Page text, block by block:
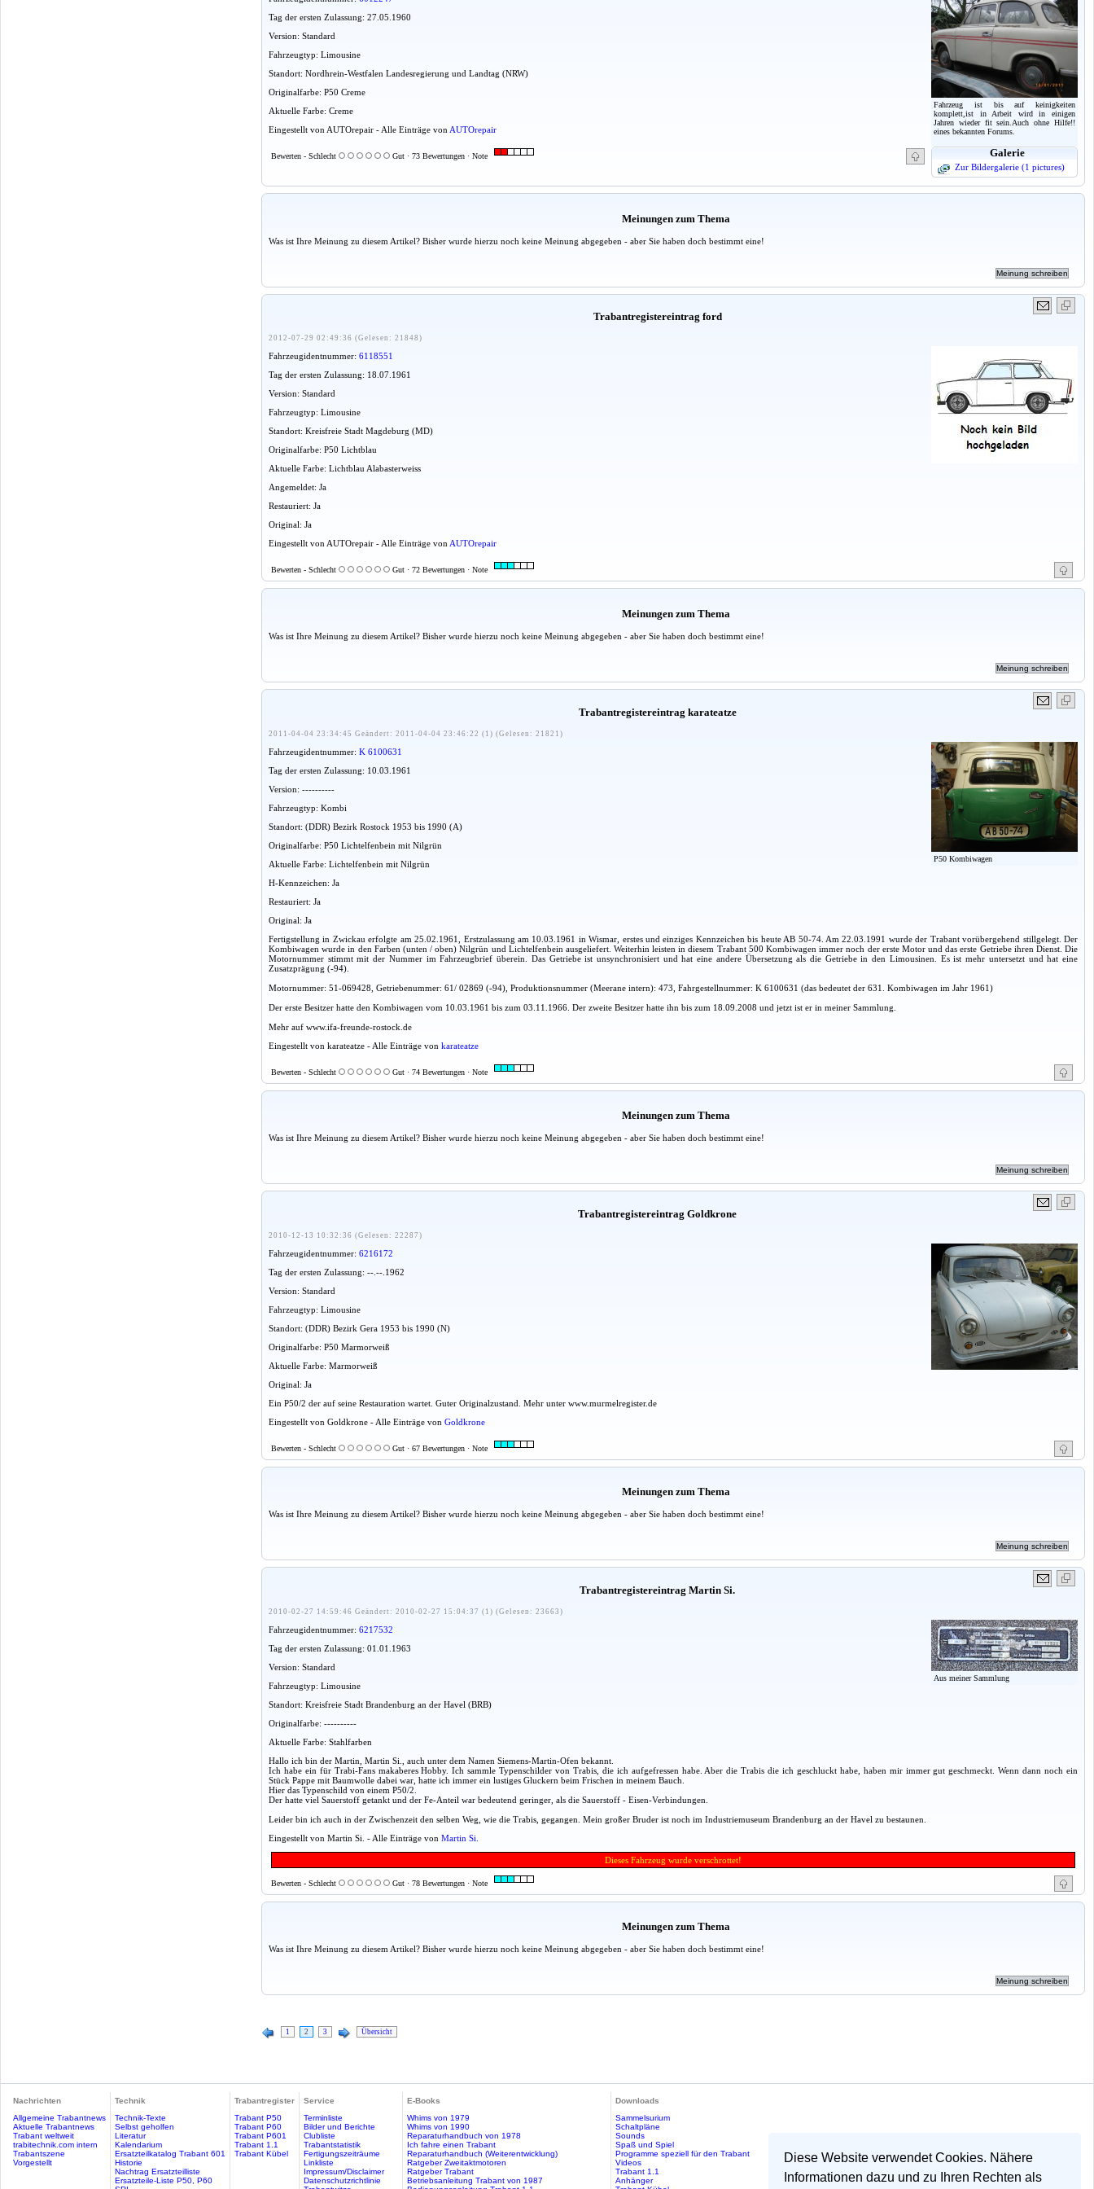
Diese Website verwendet Cookies. Nähere
Informationen dazu und zu Ihren Rechten als
Fahrzeug ist bis auf keinigkeiten
komplett,ist in Arbeit wird in einigen
Jahren wieder fit sein.Auch ohne Hilfe!!
eines bekannten Forums.
Galerie
Zur Bildergalerie (1 pictures)
Tag der ersten Zulassung: 27.05.1960
Version: Standard
Fahrzeugtyp: Limousine
Standort: Nordhrein-Westfalen Landesregierung und Landtag (NRW)
Originalfarbe: P50 Creme
Aktuelle Farbe: Creme
Eingestellt von AUTOrepair - Alle Einträge von AUTOrepair
Bewerten - Schlecht Gut · 73 Bewertungen · Note
Meinungen zum Thema
Was ist Ihre Meinung zu diesem Artikel? Bisher wurde hierzu noch keine Meinung abgegeben - aber Sie haben doch bestimmt eine!
Trabantregistereintrag ford
2012-07-29 02:49:36 (Gelesen: 21848)
Fahrzeugidentnummer: 6118551
Tag der ersten Zulassung: 18.07.1961
Version: Standard
Fahrzeugtyp: Limousine
Standort: Kreisfreie Stadt Magdeburg (MD)
Originalfarbe: P50 Lichtblau
Aktuelle Farbe: Lichtblau Alabasterweiss
Angemeldet: Ja
Restauriert: Ja
Original: Ja
Eingestellt von AUTOrepair - Alle Einträge vonAUTOrepair
Bewerten - Schlecht Gut · 72 Bewertungen · Note
Meinungen zum Thema
Was ist Ihre Meinung zu diesem Artikel? Bisher wurde hierzu noch keine Meinung abgegeben - aber Sie haben doch bestimmt eine!
Trabantregistereintrag karateatze
2011-04-04 23:34:45 Geändert: 2011-04-04 23:46:22 (1) (Gelesen: 21821)
P50 Kombiwagen
Fahrzeugidentnummer: K 6100631
Tag der ersten Zulassung: 10.03.1961
Version: ----------
Fahrzeugtyp: Kombi
Standort: (DDR) Bezirk Rostock 1953 bis 1990 (A)
Originalfarbe: P50 Lichtelfenbein mit Nilgrün
Aktuelle Farbe: Lichtelfenbein mit Nilgrün
H-Kennzeichen: Ja
Restauriert: Ja
Original: Ja
Fertigstellung in Zwickau erfolgte am 25.02.1961, Erstzulassung am 10.03.1961 in Wismar, erstes und einziges Kennzeichen bis heute AB 50-74. Am 22.03.1991 wurde der Trabant vorübergehend stillgelegt. Der
Kombiwagen wurde in den Farben (unten / oben) Nilgrün und Lichtelfenbein ausgeliefert. Weiterhin leisten in diesem Trabant 500 Kombiwagen immer noch der erste Motor und das erste Getriebe ihren Dienst. Die
Motornummer stimmt mit der Nummer im Fahrzeugbrief überein. Das Getriebe ist unsynchronisiert und hat eine andere Übersetzung als die Getriebe in den Limousinen. Es ist mehr untersetzt und hat eine
Zusatzprägung (-94).
Motornummer: 51-069428, Getriebenummer: 61/ 02869 (-94), Produktionsnummer (Meerane intern): 473, Fahrgestellnummer: K 6100631 (das bedeutet der 631. Kombiwagen im Jahr 1961)
Der erste Besitzer hatte den Kombiwagen vom 10.03.1961 bis zum 03.11.1966. Der zweite Besitzer hatte ihn bis zum 18.09.2008 und jetzt ist er in meiner Sammlung.
Mehr auf www.ifa-freunde-rostock.de
Eingestellt von karateatze - Alle Einträge von karateatze
Bewerten - Schlecht Gut · 74 Bewertungen · Note
Meinungen zum Thema
Was ist Ihre Meinung zu diesem Artikel? Bisher wurde hierzu noch keine Meinung abgegeben - aber Sie haben doch bestimmt eine!
Trabantregistereintrag Goldkrone
2010-12-13 10:32:36 (Gelesen: 22287)
Fahrzeugidentnummer: 6216172
Tag der ersten Zulassung: --.--.1962
Version: Standard
Fahrzeugtyp: Limousine
Standort: (DDR) Bezirk Gera 1953 bis 1990 (N)
Originalfarbe: P50 Marmorweiß
Aktuelle Farbe: Marmorweiß
Original: Ja
Ein P50/2 der auf seine Restauration wartet. Guter Originalzustand. Mehr unter www.murmelregister.de
Eingestellt von Goldkrone - Alle Einträge von Goldkrone
Bewerten - Schlecht Gut · 67 Bewertungen · Note
Meinungen zum Thema
Was ist Ihre Meinung zu diesem Artikel? Bisher wurde hierzu noch keine Meinung abgegeben - aber Sie haben doch bestimmt eine!
Trabantregistereintrag Martin Si.
2010-02-27 14:59:46 Geändert: 2010-02-27 15:04:37 (1) (Gelesen: 23663)
Aus meiner Sammlung
Fahrzeugidentnummer: 6217532
Tag der ersten Zulassung: 01.01.1963
Version: Standard
Fahrzeugtyp: Limousine
Standort: Kreisfreie Stadt Brandenburg an der Havel (BRB)
Originalfarbe: ----------
Aktuelle Farbe: Stahlfarben
Hallo ich bin der Martin, Martin Si., auch unter dem Namen Siemens-Martin-Ofen bekannt.
Ich habe ein für Trabi-Fans makaberes Hobby. Ich sammle Typenschilder von Trabis, die ich aufgefressen habe. Aber die Trabis die ich geschluckt habe, haben mir immer gut geschmeckt. Wenn dann noch ein
Stück Pappe mit Baumwolle dabei war, hatte ich immer ein lustiges Gluckern beim Frischen in meinem Bauch.
Hier das Typenschild von einem P50/2.
Der hatte viel Sauerstoff getankt und der Fe-Anteil war bedeutend geringer, als die Sauerstoff - Eisen-Verbindungen.
Leider bin ich auch in der Zwischenzeit den selben Weg, wie die Trabis, gegangen. Mein großer Bruder ist noch im Industriemuseum Brandenburg an der Havel zu bestaunen.
Eingestellt von Martin Si. - Alle Einträge von Martin Si.
Dieses Fahrzeug wurde verschrottet!
Bewerten - Schlecht Gut · 78 Bewertungen · Note
Meinungen zum Thema
Was ist Ihre Meinung zu diesem Artikel? Bisher wurde hierzu noch keine Meinung abgegeben - aber Sie haben doch bestimmt eine!
1 2 3 Übersicht
Nachrichten
Allgemeine Trabantnews
Aktuelle Trabantnews
Trabant weltweit
trabitechnik.com intern
Trabantszene
Vorgestellt
Technik
Technik-Texte
Selbst geholfen
Literatur
Kalendarium
Ersatzteilkatalog Trabant 601
Historie
Nachtrag Ersatzteilliste
Ersatzteile-Liste P50, P60
Trabantregister
Trabant P50
Trabant P60
Trabant P601
Trabant 1.1
Trabant Kübel
Service
Terminliste
Bilder und Berichte
Clubliste
Trabantstatistik
Fertigungszeiträume
Linkliste
Impressum/Disclaimer
Datenschutzrichtlinie
E-Books
Whims von 1979
Whims von 1990
Reparaturhandbuch von 1978
Ich fahre einen Trabant
Reparaturhandbuch (Weiterentwicklung)
Ratgeber Zweitaktmotoren
Ratgeber Trabant
Betriebsanleitung Trabant von 1987
Downloads
Sammelsurium
Schaltpläne
Sounds
Spaß und Spiel
Programme speziell für den Trabant
Videos
Trabant 1.1
Anhänger